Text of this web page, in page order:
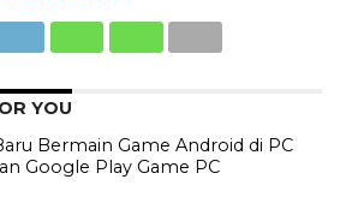
YOU
Bermain Game Android di PC
Google Play Game PC